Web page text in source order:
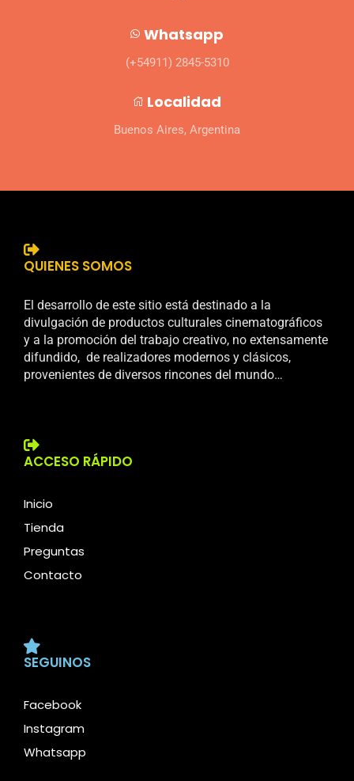
Whatsapp
(+54911) 2845-5310
Localidad
Buenos Aires, Argentina
QUIENES SOMOS
El desarrollo de este sitio está destinado a la
divulgación de productos culturales cinematográficos
y a la promoción del trabajo creativo, no extensamente
difundido, de realizadores modernos y clásicos,
provenientes de diversos rincones del mundo…
ACCESO RÁPIDO
Inicio
Tienda
Preguntas
Contacto
SEGUINOS
Facebook
Instagram
Whatsapp